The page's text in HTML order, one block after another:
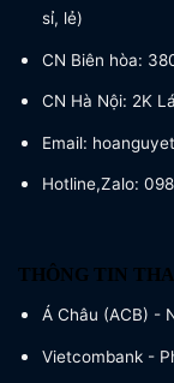
sỉ, lẻ)
CN Biên hòa:
CN Hà Nội: 2K
Email:
Hotline,Zalo:
THÔNG TIN
Á Châu (ACB) -
Vietcombank -